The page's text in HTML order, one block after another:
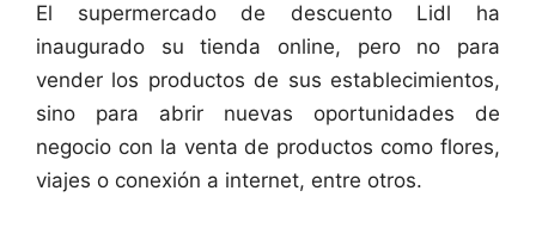
El supermercado de descuento Lidl ha
inaugurado su tienda online, pero no para
vender los productos de sus establecimientos,
sino para abrir nuevas oportunidades de
negocio con la venta de productos como flores,
viajes o conexión a internet, entre otros.